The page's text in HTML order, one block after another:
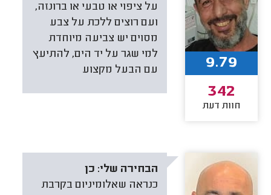
על ציפוי או טבעי או ברונזה,
ועם רוצים ללכת על צבע
מסוים יש צביעה מיוחדת
למי שגר על יד הים, להתיעץ
עם הבעל מקצוע
9.79
342
חוות דעת
הבחירה שלי: כן
כנראה שאלומיניום בקרבת